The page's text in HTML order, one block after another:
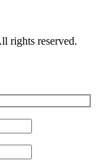
rights reserved.